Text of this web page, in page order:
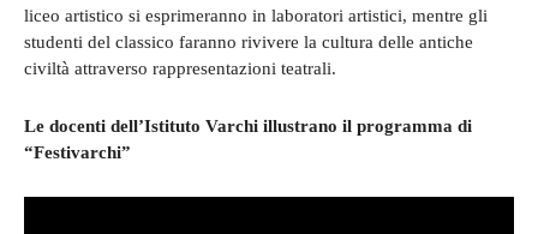
liceo artistico si esprimeranno in laboratori artistici, mentre gli
studenti del classico faranno rivivere la cultura delle antiche
civiltà attraverso rappresentazioni teatrali.
Le docenti dell’Istituto Varchi illustrano il programma di
“Festivarchi”